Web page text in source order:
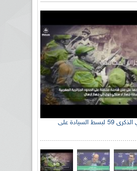
الإذاعة الجزائرية تحي الذكرى 59 لبسط السيادة على